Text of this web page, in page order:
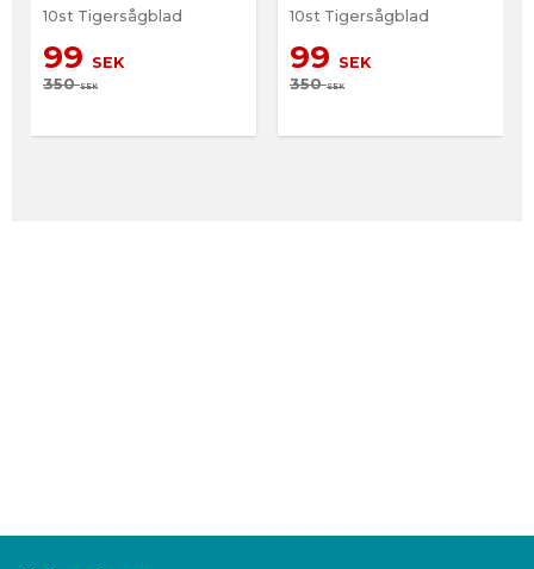
10st Tigersågblad
99 SEK
350SEK
10st Tigersågblad
99 SEK
350SEK